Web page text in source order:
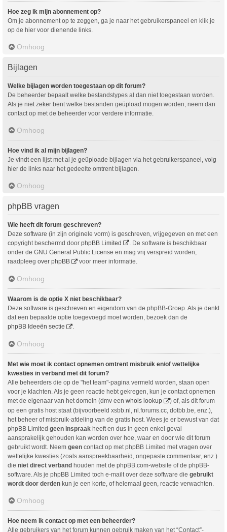
Hoe zeg ik mijn abonnement op?
Om je abonnement op te zeggen, ga je naar het gebruikerspaneel en klik je
op de hier voor dienende links.
Omhoog
Bijlagen
Welke bijlagen worden toegestaan op dit forum?
De beheerder bepaalt welke bestandstypes al dan niet toegestaan worden.
Als je niet zeker bent welke bestanden geüpload mogen worden, neem dan
contact op met de beheerder voor verdere informatie.
Omhoog
Hoe vind ik al mijn bijlagen?
Je vindt een lijst met al je geüploade bijlagen via het gebruikerspaneel, volg
hier de links naar het gedeelte omtrent bijlagen.
Omhoog
phpBB vragen
Wie heeft dit forum geschreven?
Deze software (in zijn originele vorm) is geschreven, vrijgegeven en met een
copyright beschermd door phpBB Limited
. De software is beschikbaar
onder de GNU General Public License en mag vrij verspreid worden,
raadpleeg over phpBB voor meer informatie.
Omhoog
Waarom is de optie X niet beschikbaar?
Deze software is geschreven en eigendom van de phpBB-Groep. Als je denkt
dat een bepaalde optie toegevoegd moet worden, bezoek dan de
phpBB Ideeën sectie
.
Omhoog
Met wie moet ik contact opnemen omtrent misbruik en/of wettelijke
kwesties in verband met dit forum?
Alle beheerders die op de "het team"-pagina vermeld worden, staan open
voor je klachten. Als je geen reactie hebt gekregen, kun je contact opnemen
met de eigenaar van het domein (dmv een whois lookup
) of, als dit forum
op een gratis host staat (bijvoorbeeld xsbb.nl, nl.forums.cc, dotbb.be, enz.),
het beheer of misbruik-afdeling van de gratis host. Wees je er bewust van dat
phpBB Limited geen inspraak heeft en dus in geen enkel geval
aansprakelijk gehouden kan worden over hoe, waar en door wie dit forum
gebruikt wordt. Neem geen contact op met phpBB Limited met vragen over
wettelijke kwesties (zoals aanspreekbaarheid, ongepaste commentaar, enz.)
die niet direct verband houden met de phpBB.com-website of de phpBB-
software. Als je phpBB Limited toch e-mailt over deze software die gebruikt
wordt door derden kun je een korte, of helemaal geen, reactie verwachten.
Omhoog
Hoe neem ik contact op met een beheerder?
Alle gebruikers van het forum kunnen gebruik maken van het “Contact”-